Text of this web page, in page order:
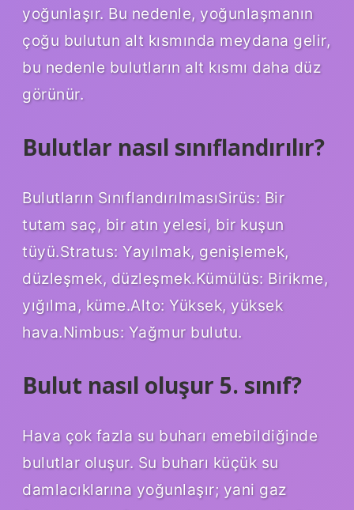
yoğunlaşır. Bu nedenle, yoğunlaşmanın
çoğu bulutun alt kısmında meydana gelir,
bu nedenle bulutların alt kısmı daha düz
görünür.
Bulutlar nasıl sınıflandırılır?
Bulutların SınıflandırılmasıSirüs: Bir
tutam saç, bir atın yelesi, bir kuşun
tüyü.Stratus: Yayılmak, genişlemek,
düzleşmek, düzleşmek.Kümülüs: Birikme,
yığılma, küme.Alto: Yüksek, yüksek
hava.Nimbus: Yağmur bulutu.
Bulut nasıl oluşur 5. sınıf?
Hava çok fazla su buharı emebildiğinde
bulutlar oluşur. Su buharı küçük su
damlacıklarına yoğunlaşır; yani gaz